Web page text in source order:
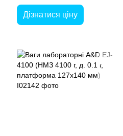
Дізнатися ціну